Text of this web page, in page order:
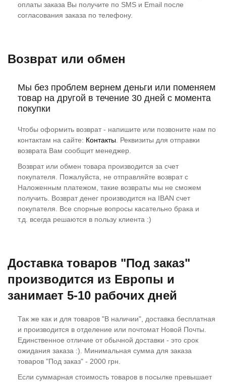
оплаты заказа Вы получите по SMS и Email после
согласования заказа по телефону.
Возврат или обмен
Мы без проблем вернем деньги или поменяем
товар на другой в течение 30 дней с момента
покупки
Чтобы оформить возврат - напишите или позвоните нам по
контактам на сайте: Контакты . Реквизиты для отправки
возврата Вам сообщит менеджер.
Возврат или обмен товара производится за счет
покупателя. Пожалуйста, не отправляйте возврат с
Наложенным платежом, такие возвраты мы не сможем
получить. Возврат денег производится на IBAN счет
покупателя. Все спорные вопросы касательно брака и
т.д. всегда решаются в пользу клиента :)
Доставка товаров "Под заказ"
производитcя из Европы и
занимает 5-10 рабочих дней
Так же как и для товаров "В наличии", доставка бесплатная
и производится в отделение или почтомат Новой Почты.
Единственное отличие от обычной доставки - это срок
ожидания заказа :). Минимальная сумма для заказа
товаров "Под заказ" - 2000 грн.
Если суммарная стоимость товаров в посылке превышает